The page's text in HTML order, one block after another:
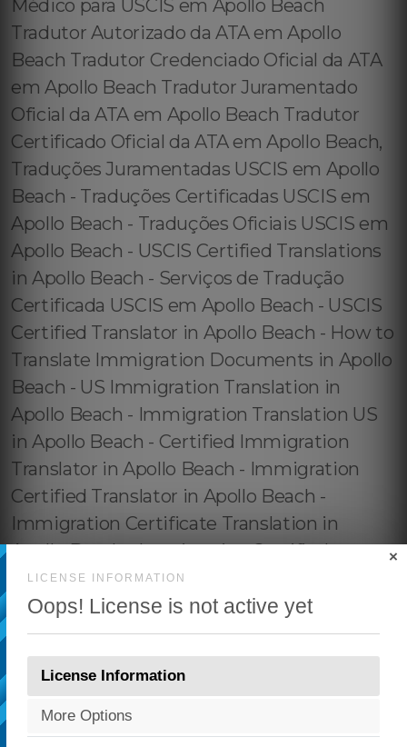
LICENSE INFORMATION
Oops! License is not active yet
×
License Information
More Options